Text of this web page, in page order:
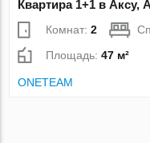
Квартира 1+1 в Аксу,
Комнат:2
Площадь:47 м²
ONETEAM